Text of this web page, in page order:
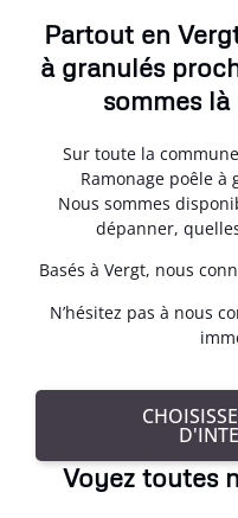
Partout en
à granulés
sommes
Sur toute la
Ramonage poêle à
Nous sommes
dépanner,
Basés à Vergt, nous
N’hésitez pas à nous
Voyez toutes